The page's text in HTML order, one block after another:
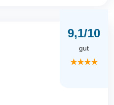
9,1/10
gut
★★★★